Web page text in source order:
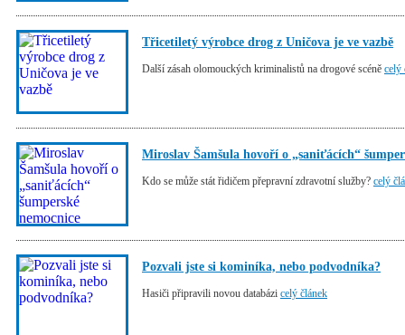
Třicetiletý výrobce drog z Uničova je ve vazbě
Další zásah olomouckých kriminalistů na drogové scéně celý
Miroslav Šamšula hovoří o „saniťácích“
Kdo se může stát řidičem přepravní zdravotní služby? celý
Pozvali jste si kominíka, nebo podvodníka?
Hasiči připravili novou databázi celý článek